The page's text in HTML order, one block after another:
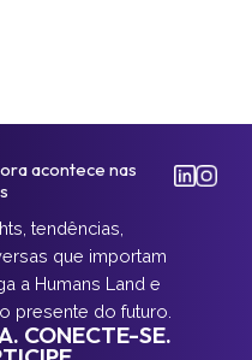
acontece nas
tendências,
que importam
a Humans Land e
presente do futuro.
CONECTE-SE.